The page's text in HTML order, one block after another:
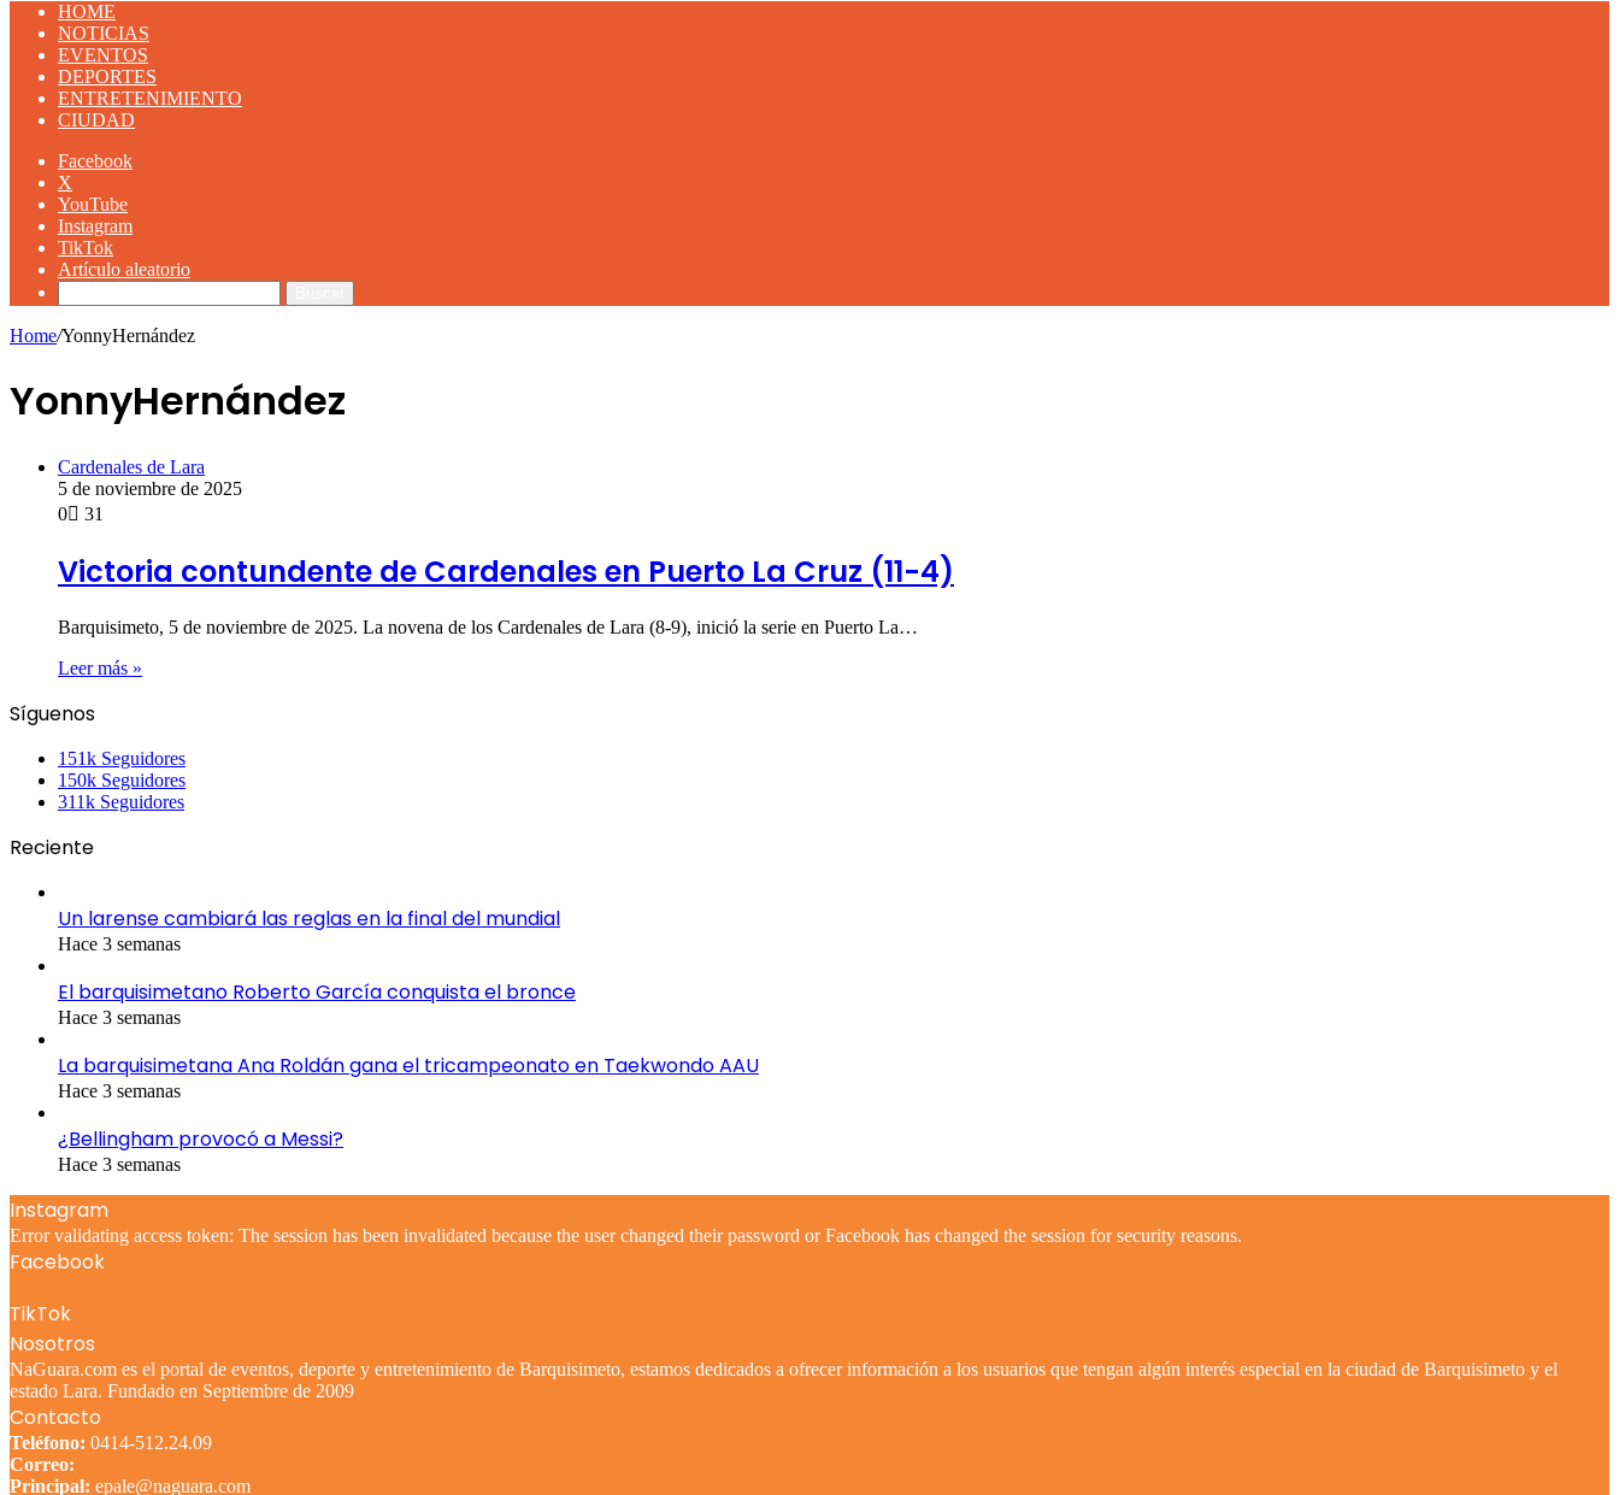
HOME
NOTICIAS
EVENTOS
DEPORTES
ENTRETENIMIENTO
CIUDAD
Facebook
X
YouTube
Instagram
TikTok
Artículo aleatorio
Home/YonnyHernández
YonnyHernández
Cardenales de Lara
5 de noviembre de 2025
0
31
Victoria contundente de Cardenales en Puerto La Cruz (11-4)
Barquisimeto, 5 de noviembre de 2025. La novena de los Cardenales de Lara (8-9), inició la serie en Puerto La…
Leer más »
Síguenos
151k Seguidores
150k Seguidores
311k Seguidores
Reciente
Un larense cambiará las reglas en la final del mundial
Hace 3 semanas
El barquisimetano Roberto García conquista el bronce
Hace 3 semanas
La barquisimetana Ana Roldán gana el tricampeonato en Taekwondo AAU
Hace 3 semanas
¿Bellingham provocó a Messi?
Hace 3 semanas
Instagram
Error validating access token: The session has been invalidated because the user changed their password or Facebook has changed the session for security reasons.
Facebook
TikTok
Nosotros
NaGuara.com es el portal de eventos, deporte y entretenimiento de Barquisimeto, estamos dedicados a ofrecer información a los usuarios que tengan algún interés especial en la ciudad de Barquisimeto y el
estado Lara. Fundado en Septiembre de 2009
Contacto
Teléfono: 0414-512.24.09
Correo:
Principal: epale@naguara.com